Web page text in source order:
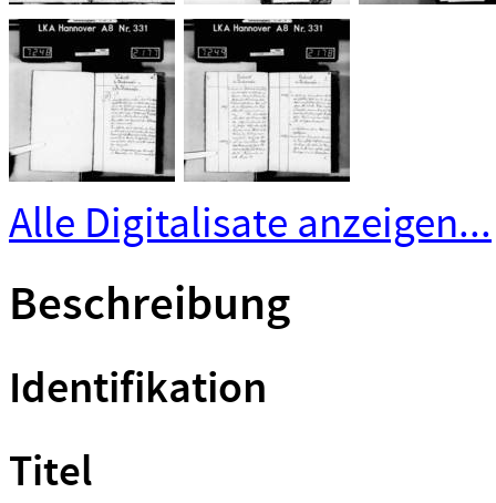
Alle Digitalisate anzeigen...
Beschreibung
Identifikation
Titel